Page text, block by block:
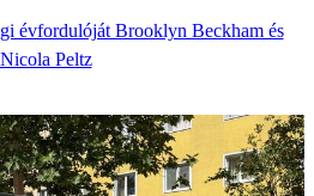
évfordulóját Brooklyn Beckham és
Nicola Peltz